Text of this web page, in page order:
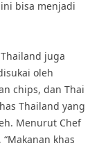
bisa menjadi
juga
oleh
chips, dan Thai
Thailand yang
Menurut Chef
khas